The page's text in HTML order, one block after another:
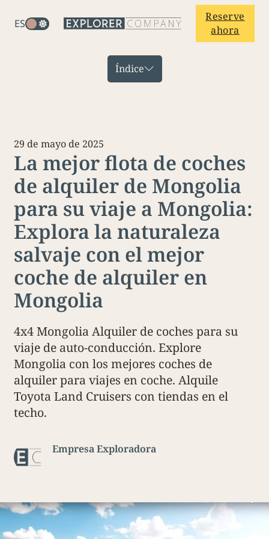
ES
Reserve
ahora
Índice
La mejor flota de coches
de alquiler de Mongolia
para su viaje a Mongolia:
Explora la naturaleza
salvaje con el mejor
coche de alquiler en
Mongolia
29 de mayo de 2025
4x4 Mongolia Alquiler de coches para su
viaje de auto-conducción. Explore
Mongolia con los mejores coches de
alquiler para viajes en coche. Alquile
Toyota Land Cruisers con tiendas en el
techo.
Empresa Exploradora